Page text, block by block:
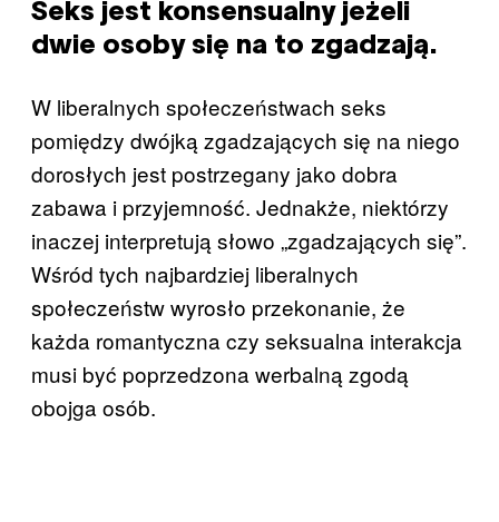
Seks jest konsensualny jeżeli
dwie osoby się na to zgadzają.
W liberalnych społeczeństwach seks
pomiędzy dwójką zgadzających się na niego
dorosłych jest postrzegany jako dobra
zabawa i przyjemność. Jednakże, niektórzy
inaczej interpretują słowo „zgadzających się”.
Wśród tych najbardziej liberalnych
społeczeństw wyrosło przekonanie, że
każda romantyczna czy seksualna interakcja
musi być poprzedzona werbalną zgodą
obojga osób.